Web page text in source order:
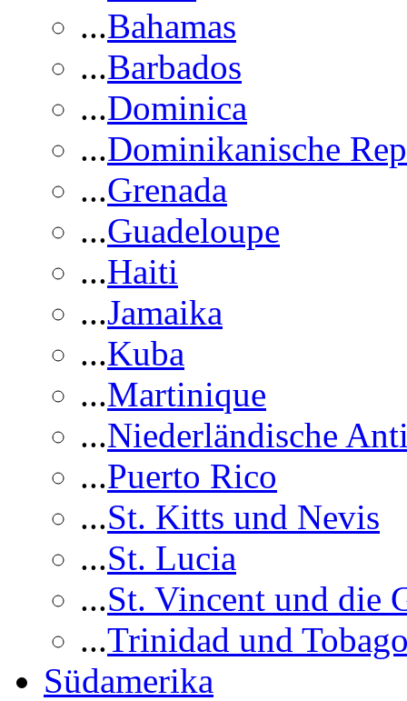
...Bahamas
...Barbados
...Dominica
...Dominikanische
...Grenada
...Guadeloupe
...Haiti
...Jamaika
...Kuba
...Martinique
...Niederländische
...Puerto Rico
...St. Kitts und Nevis
...St. Lucia
...St. Vincent und die
...Trinidad und
Südamerika